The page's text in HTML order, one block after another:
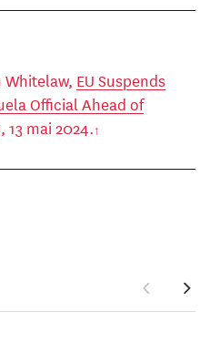
Whitelaw, EU Suspends
Official Ahead of
, 13 mai 2024.